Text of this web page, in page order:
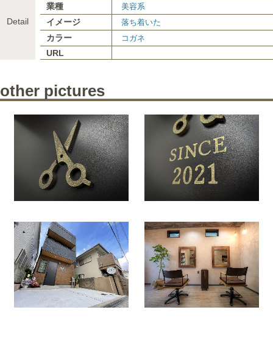
Detail
業種 美容系
イメージ 落ち着いた
カラー コガネ
URL
other pictures